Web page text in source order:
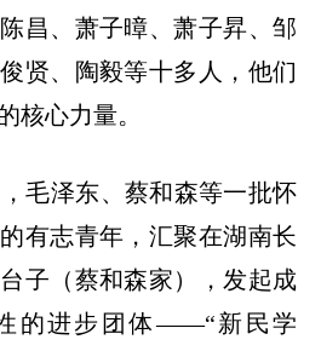
昌、萧子暲、萧子昇、邹
贤、陶毅等十多 人 ，他们
核心力量。
，毛泽东、蔡和森等一批怀
有志青年，汇聚在湖南长
子 （蔡和森家）
，发起成
的进步团体——“新民学